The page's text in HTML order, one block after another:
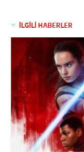
İLGİLİ HABERLER